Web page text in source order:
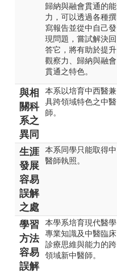
歸納與融會貫通的能
力，可以透過各種撰
寫報告並從中自己發
現問題，嘗試解決回
答它，將有助於提升
觀察力、歸納與融會
貫通之特色。
與相
關科
系之
異同
本系以培育中西醫兼
具跨領域特色之中醫
師。
生涯
發展
容易
誤解
之處
本系同學只能取得中
醫師執照。
學習
方法
容易
誤解
本學系培育現代醫學
專業知識及中醫臨床
診療思維與能力的跨
領域新中醫師。